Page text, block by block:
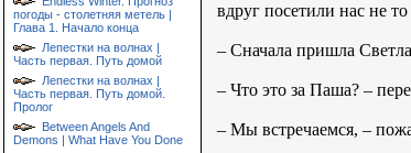
погоды - столетняя метель |
Глава 1. Начало конца
Лепестки на волнах |
Часть первая. Путь домой
Лепестки на волнах |
Часть первая. Путь домой.
Пролог
Between Angels And
Demons | What Have You Done
вдруг посетили нас не
– Сначала пришла
– Что это за Паша? –
– Мы встречаемся, –